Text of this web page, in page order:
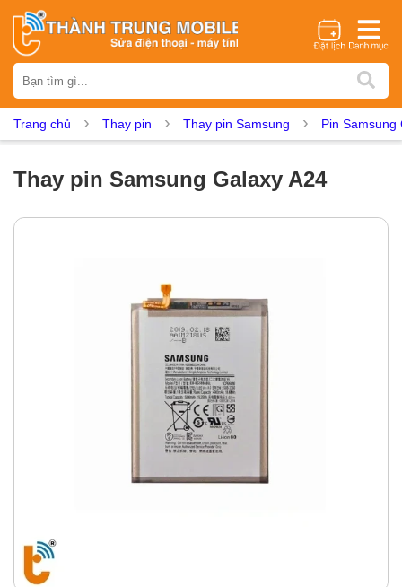
iPhone Samsung Oppo Xiaomi Realme Vivo
Vsmart Nokia Google Pixel
Dịch vụ sửa chữa
Thay rung
Thay màn hình
Màn hình Xiaomi Màn hình Realme
Màn hình Vsmart Màn hình Google Pixel
Pin iPhone
Trang chủ Thay pin Thay pin Samsung Pin Samsung
Thay pin Samsung Galaxy A24